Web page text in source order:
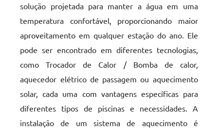
solução projetada para manter a água em uma
temperatura confortável, proporcionando maior
aproveitamento em qualquer estação do ano. Ele
pode ser encontrado em diferentes tecnologias,
como Trocador de Calor / Bomba de calor,
aquecedor elétrico de passagem ou aquecimento
solar, cada uma com vantagens específicas para
diferentes tipos de piscinas e necessidades. A
instalação de um sistema de aquecimento é